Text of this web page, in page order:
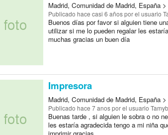
Madrid, Comunidad de Madrid, España
Publicado hace casi 6 añospor el usuario
Buenos días por favor si alguien tiene
utilizar si me lo pueden regalar les
muchas gracias un buen día
Impresora
Madrid, Comunidad de Madrid, España
Publicado hace 7 anospor el usuario
Buenas tarde , si alguien le sobra o no
les estaría agradecida tengo a mi niña